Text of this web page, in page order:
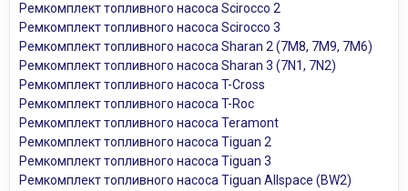
Ремкомплект топливного насоса Scirocco 2
Ремкомплект топливного насоса Scirocco 3
Ремкомплект топливного насоса Sharan 2 (7M8, 7M9, 7M6)
Ремкомплект топливного насоса Sharan 3 (7N1, 7N2)
Ремкомплект топливного насоса T-Cross
Ремкомплект топливного насоса T-Roc
Ремкомплект топливного насоса Teramont
Ремкомплект топливного насоса Tiguan 2
Ремкомплект топливного насоса Tiguan 3
Ремкомплект топливного насоса Tiguan Allspace (BW2)